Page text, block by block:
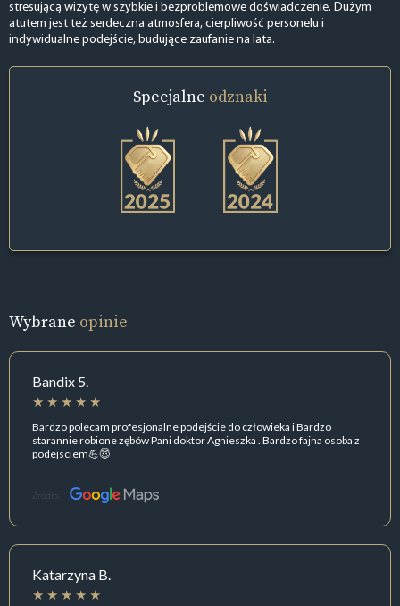
stresującą wizytę w szybkie i bezproblemowe doświadczenie. Dużym
atutem jest też serdeczna atmosfera, cierpliwość personelu i
indywidualne podejście, budujące zaufanie na lata.
Specjalne odznaki
Wybrane opinie
Bandix 5.
Bardzo polecam profesjonalne podejście do człowieka i Bardzo
starannie robione zębów Pani doktor Agnieszka . Bardzo fajna osoba z
podejsciem💪😇
Źródło:
Katarzyna B.